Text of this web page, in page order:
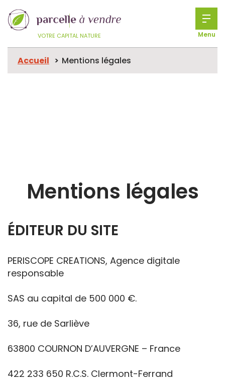
VOTRE CAPITAL NATURE Menu
Accueil Mentions légales
Mentions légales
ÉDITEUR DU SITE
PERISCOPE CREATIONS, Agence digitale
responsable
SAS au capital de 500 000 €.
36, rue de Sarliève
63800 COURNON D’AUVERGNE – France
422 233 650 R.C.S. Clermont-Ferrand